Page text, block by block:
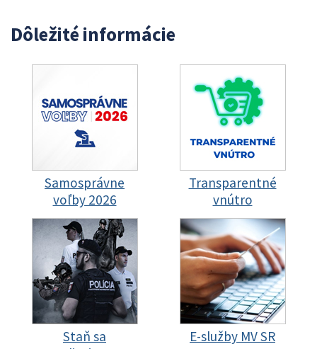
Dôležité informácie
Samosprávne
voľby 2026
Transparentné
vnútro
Staň sa
E-služby MV SR